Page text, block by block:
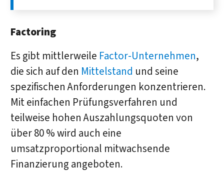
Factoring
Es gibt mittlerweile Factor-Unternehmen,
die sich auf den Mittelstand und seine
spezifischen Anforderungen konzentrieren.
Mit einfachen Prüfungsverfahren und
teilweise hohen Auszahlungsquoten von
über 80 % wird auch eine
umsatzproportional mitwachsende
Finanzierung angeboten.